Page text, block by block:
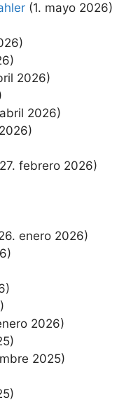
(1. mayo 2026)
2026)
2026)
febrero 2026)
enero 2026)
2026)
2025)